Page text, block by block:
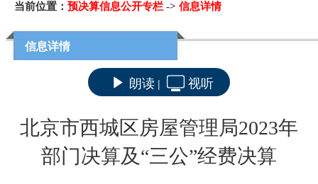
当前位置： 预决算信息公开专栏 -> 信息详情
信息详情
朗读 | 视听
北京市西城区房屋管理局2023年
部门决算及“三公”经费决算